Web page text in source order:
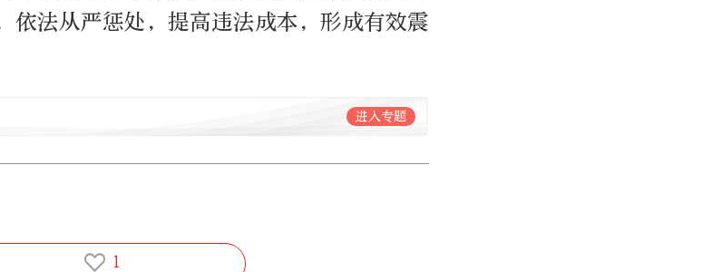
依法从严惩处，提高违法成本，形成有效震
进入专题
1